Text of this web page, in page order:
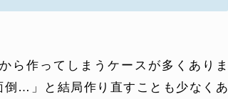
ら作ってしまうケースが多くありま
…」と結局作り直すことも少なくあ